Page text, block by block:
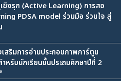
ชิงรุก (Active Learning) การสอ
PDSA model ร่วมมือ ร่วมใจ สู่
สริมการอ่านประกอบภาพการ์ตูน
ำหรับนักเรียนชั้นประถมศึกษาปีที่ 2